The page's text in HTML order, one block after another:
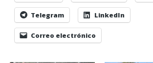
Telegram LinkedIn
Correo electrónico